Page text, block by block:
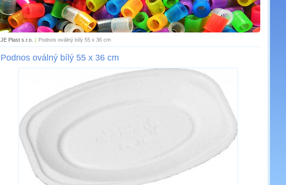
JE Plast s.r.o. | Podnos oválný bílý 55 x 36 cm
Podnos oválný bílý 55 x 36 cm